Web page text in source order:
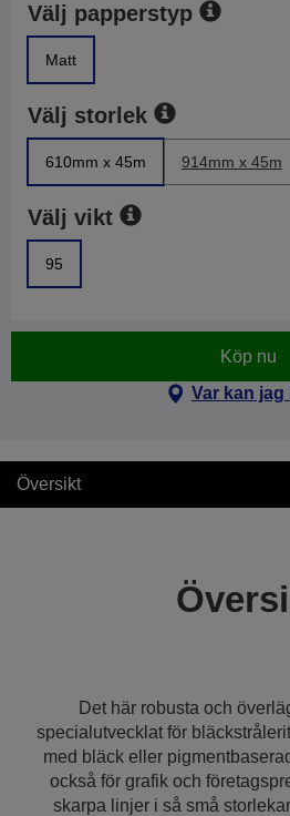
Välj papperstyp
Matt
Välj storlek
610mm x 45m 914mm x 45m
Välj vikt
95
Köp nu
Var kan jag
Översikt
Det här robusta och
specialutvecklat för
med bläck eller
också för grafik och
skarpa linjer i så små